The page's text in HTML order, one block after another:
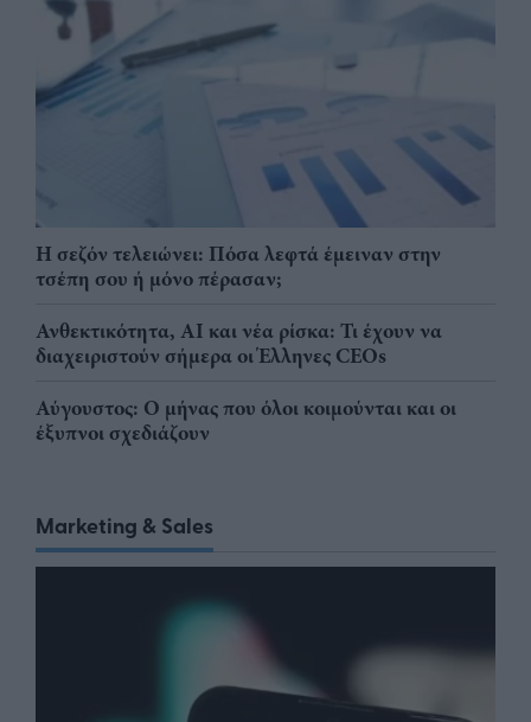
Η σεζόν τελειώνει: Πόσα λεφτά έμειναν στην
τσέπη σου ή μόνο πέρασαν;
Ανθεκτικότητα, AI και νέα ρίσκα: Τι έχουν να
διαχειριστούν σήμερα οι Έλληνες CEOs
Αύγουστος: Ο μήνας που όλοι κοιμούνται και οι
έξυπνοι σχεδιάζουν
Marketing & Sales